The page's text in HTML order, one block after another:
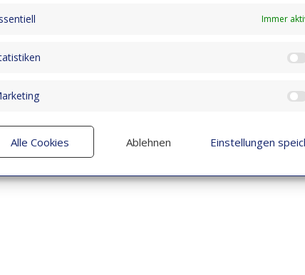
Immer
Alle Cookies Ablehnen Einstellungen